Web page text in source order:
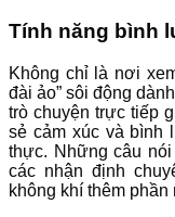
Tính năng bình
Không chỉ là nơi
đài ảo” sôi động
trò chuyện trực tiếp
sẻ cảm xúc và bình
thực. Những câu
các nhận định
không khí thêm phần